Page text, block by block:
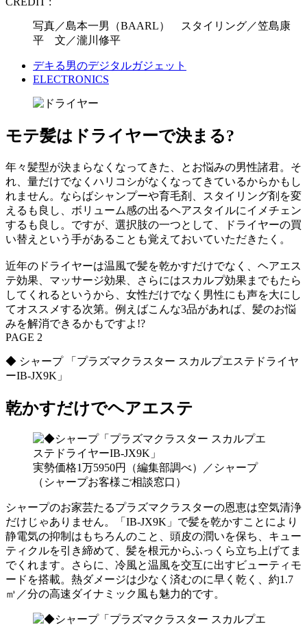
写真／島本一男（BAARL） スタイリング／笠島康
平 文／瀧川修平
デキる男のデジタルガジェット
ELECTRONICS
モテ髪はドライヤーで決まる?
年々髪型が決まらなくなってきた、とお悩みの男性諸君。そ
れ、量だけでなくハリコシがなくなってきているからかもし
れません。ならばシャンプーや育毛剤、スタイリング剤を変
えるも良し、ボリューム感の出るヘアスタイルにイメチェン
するも良し。ですが、選択肢の一つとして、ドライヤーの買
い替えという手があることも覚えておいていただきたく。
近年のドライヤーは温風で髪を乾かすだけでなく、ヘアエス
テ効果、マッサージ効果、さらにはスカルプ効果までもたら
してくれるというから、女性だけでなく男性にも声を大にし
てオススメする次第。例えばこんな3品があれば、髪のお悩
みを解消できるかもですよ!?
PAGE 2
◆ シャープ 「プラズマクラスター スカルプエステドライヤ
ーIB-JX9K」
乾かすだけでヘアエステ
実勢価格1万5950円（編集部調べ）／シャープ
（シャープお客様ご相談窓口）
シャープのお家芸たるプラズマクラスターの恩恵は空気清浄
だけじゃありません。「IB-JX9K」で髪を乾かすことにより
静電気の抑制はもちろんのこと、頭皮の潤いを保ち、キュー
ティクルを引き締めて、髪を根元からふっくら立ち上げてま
でくれます。さらに、冷風と温風を交互に出すビューティモ
ードを搭載。熱ダメージは少なく済むのに早く乾く、約1.7
㎥／分の高速ダイナミック風も魅力的です。